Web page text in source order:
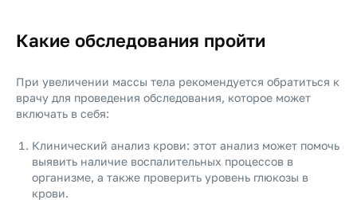
Какие обследования пройти
При увеличении массы тела рекомендуется обратиться к
врачу для проведения обследования, которое может
включать в себя:
Клинический анализ крови: этот анализ может помочь
выявить наличие воспалительных процессов в
организме, а также проверить уровень глюкозы в
крови.